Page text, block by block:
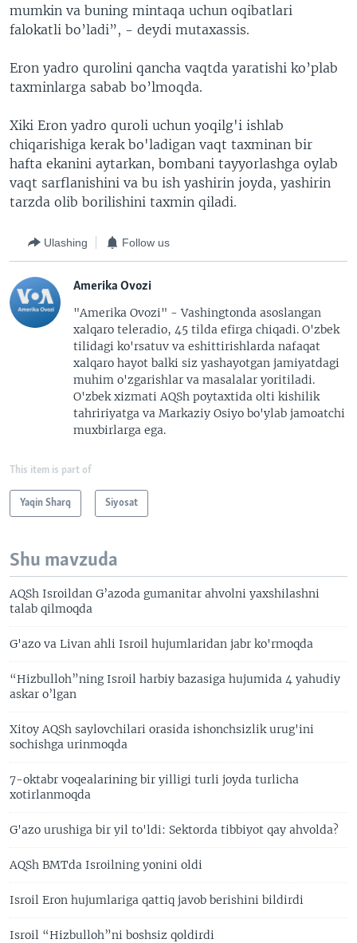
mumkin va buning mintaqa uchun oqibatlari
falokatli bo’ladi”, - deydi mutaxassis.
Eron yadro qurolini qancha vaqtda yaratishi ko’plab
taxminlarga sabab bo’lmoqda.
Xiki Eron yadro quroli uchun yoqilg'i ishlab
chiqarishiga kerak bo'ladigan vaqt taxminan bir
hafta ekanini aytarkan, bombani tayyorlashga oylab
vaqt sarflanishini va bu ish yashirin joyda, yashirin
tarzda olib borilishini taxmin qiladi.
Ulashing Follow us
Amerika Ovozi
"Amerika Ovozi" - Vashingtonda asoslangan
xalqaro teleradio, 45 tilda efirga chiqadi. O'zbek
tilidagi ko'rsatuv va eshittirishlarda nafaqat
xalqaro hayot balki siz yashayotgan jamiyatdagi
muhim o'zgarishlar va masalalar yoritiladi.
O'zbek xizmati AQSh poytaxtida olti kishilik
tahririyatga va Markaziy Osiyo bo'ylab jamoatchi
muxbirlarga ega.
This item is part of
Yaqin Sharq Siyosat
Shu mavzuda
AQSh Isroildan G’azoda gumanitar ahvolni yaxshilashni
talab qilmoqda
G'azo va Livan ahli Isroil hujumlaridan jabr ko'rmoqda
“Hizbulloh”ning Isroil harbiy bazasiga hujumida 4 yahudiy
askar o’lgan
Xitoy AQSh saylovchilari orasida ishonchsizlik urug'ini
sochishga urinmoqda
7-oktabr voqealarining bir yilligi turli joyda turlicha
xotirlanmoqda
G'azo urushiga bir yil to'ldi: Sektorda tibbiyot qay ahvolda?
AQSh BMTda Isroilning yonini oldi
Isroil Eron hujumlariga qattiq javob berishini bildirdi
Isroil “Hizbulloh”ni boshsiz qoldirdi